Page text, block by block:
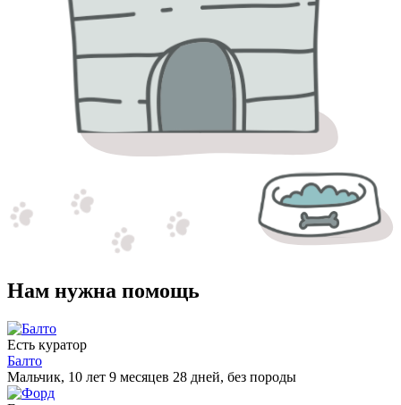
Нам нужна помощь
Есть куратор
Балто
Мальчик, 10 лет 9 месяцев 28 дней, без породы